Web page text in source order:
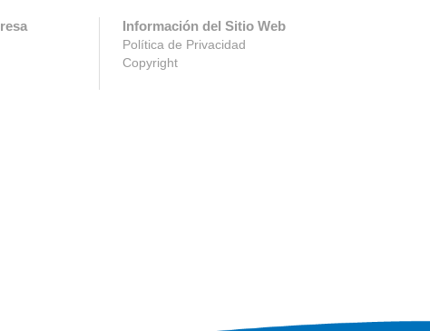
Información del Sitio Web
Política de Privacidad
Copyright